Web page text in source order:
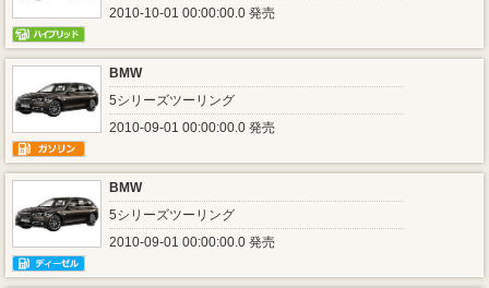
2010-10-01 00:00:00.0 発売
BMW
5シリーズツーリング
2010-09-01 00:00:00.0 発売
BMW
5シリーズツーリング
2010-09-01 00:00:00.0 発売